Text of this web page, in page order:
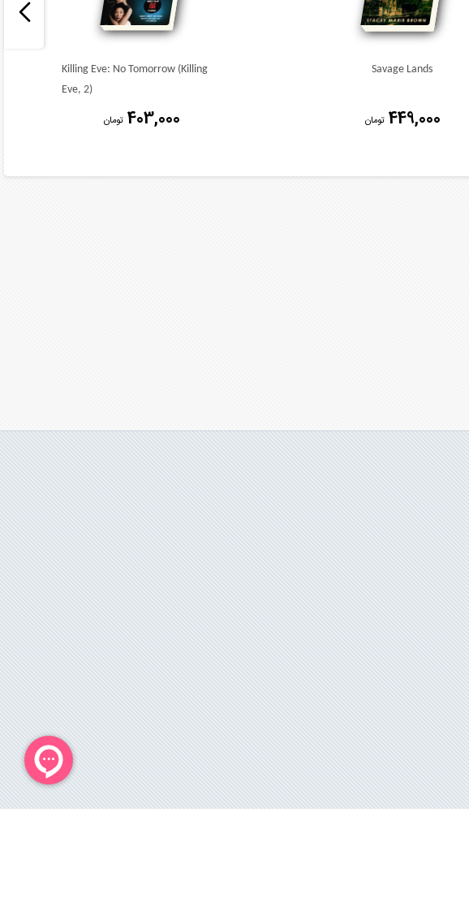
Savage Lands
449,000 تومان
Killing Eve: No Tomorrow (Killing
Eve, 2)
403,000 تومان